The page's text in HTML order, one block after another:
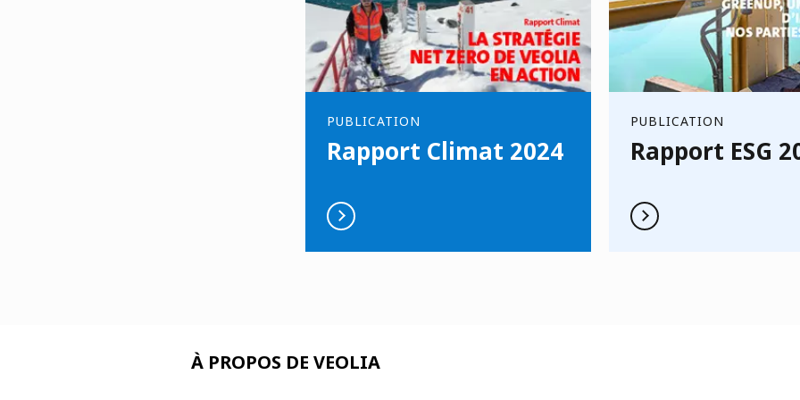
PUBLICATION
Rapport Climat 2024
PUBLICATION
Rapport ESG
À PROPOS DE VEOLIA